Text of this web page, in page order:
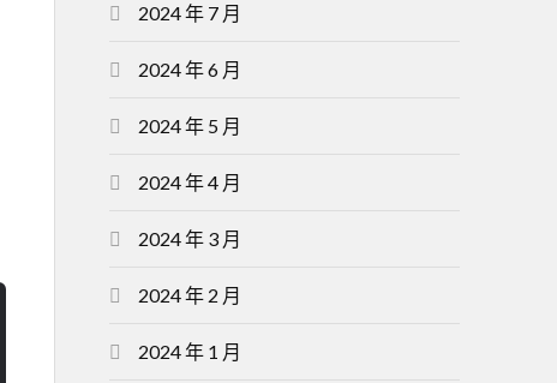
2024 年 7 月
2024 年 6 月
2024 年 5 月
2024 年 4 月
2024 年 3 月
2024 年 2 月
2024 年 1 月